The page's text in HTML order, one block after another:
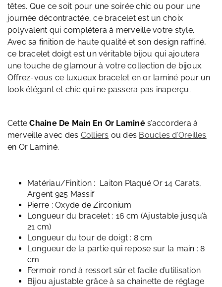
têtes. Que ce soit pour une soirée chic ou pour une
journée décontractée, ce bracelet est un choix
polyvalent qui complétera à merveille votre style.
Avec sa finition de haute qualité et son design raffiné,
ce bracelet doigt est un véritable bijou qui ajoutera
une touche de glamour à votre collection de bijoux.
Offrez-vous ce luxueux bracelet en or laminé pour un
look élégant et chic qui ne passera pas inaperçu.
CetteChaine De Main En Or Laminés’accordera à
merveille avec des Colliers ou des Boucles d’Oreilles
en Or Laminé.
Matériau/Finition : Laiton Plaqué Or 14 Carats,
Argent 925 Massif
Pierre : Oxyde de Zirconium
Longueur du bracelet : 16 cm (Ajustable jusqu’à
21 cm)
Longueur du tour de doigt : 8 cm
Longueur de la partie qui repose sur la main : 8
cm
Fermoir rond à ressort sûr et facile d’utilisation
Bijou ajustable grâce à sa chainette de réglage